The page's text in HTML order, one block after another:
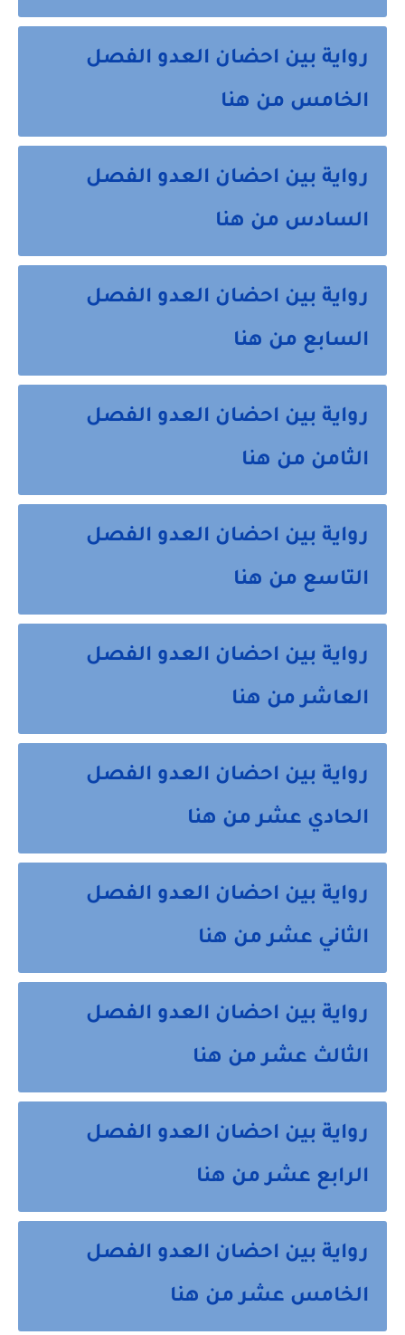
رواية بين احضان العدو الفصل
الخامس من هنا
رواية بين احضان العدو الفصل
السادس من هنا
رواية بين احضان العدو الفصل
السابع من هنا
رواية بين احضان العدو الفصل
الثامن من هنا
رواية بين احضان العدو الفصل
التاسع من هنا
رواية بين احضان العدو الفصل
العاشر من هنا
رواية بين احضان العدو الفصل
الحادي عشر من هنا
رواية بين احضان العدو الفصل
الثاني عشر من هنا
رواية بين احضان العدو الفصل
الثالث عشر من هنا
رواية بين احضان العدو الفصل
الرابع عشر من هنا
رواية بين احضان العدو الفصل
الخامس عشر من هنا